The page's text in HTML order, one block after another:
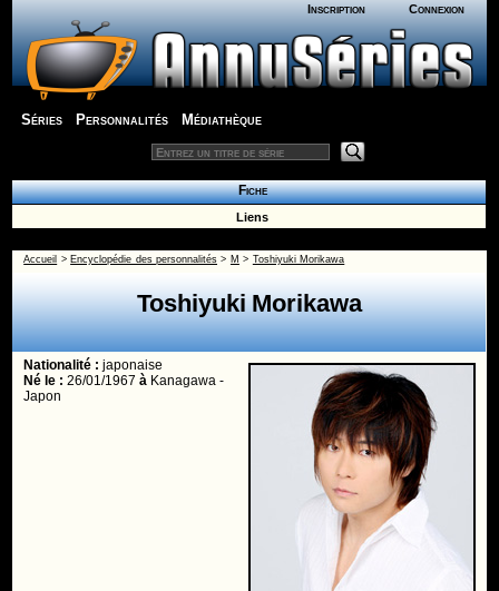
Inscription Connexion
Séries Personnalités Médiathèque
Fiche
Liens
Accueil > Encyclopédie des personnalités > M > Toshiyuki Morikawa
Toshiyuki Morikawa
Nationalité :japonaise
Né le :26/01/1967à Kanagawa -
Japon